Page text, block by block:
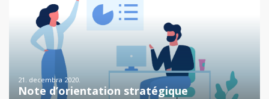
21. decembra 2020.
Note d’orientation stratégique